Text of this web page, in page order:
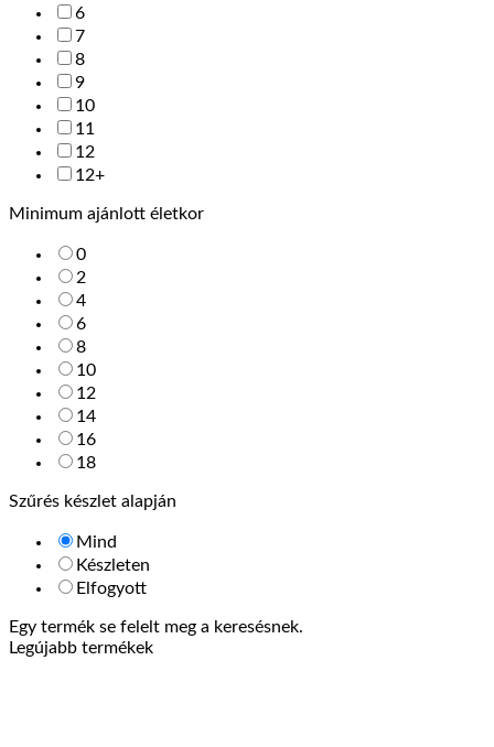
6
7
8
9
10
11
12
12+
Minimum ajánlott életkor
0
2
4
6
8
10
12
14
16
18
Szűrés készlet alapján
Mind
Készleten
Elfogyott
Egy termék se felelt meg a keresésnek.
Legújabb termékek